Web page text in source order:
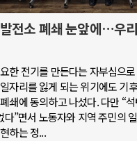
전소 폐쇄 눈앞에…우
한 전기를 만든다는 자부심으
자리를 잃게 되는 위기에도 기
쇄에 동의하고 나섰다. 다만 “
다”면서 노동자와 지역 주민의
하는 정...